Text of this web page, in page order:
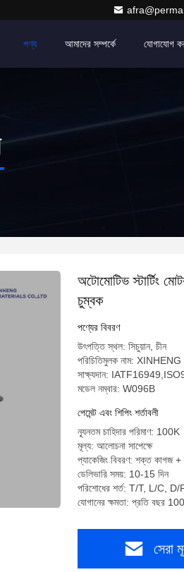
পণ্য আমাদের সম্পর্কে যোগাযোগ
অটোমোটিভ স্টার্টিং
চুম্বক
পণ্যের বিবরণ
উৎপত্তি স্থল: সিচুয়ান, চীন
পরিচিতিমুলক নাম: XINHENG
সাক্ষ্যদান:
মডেল নম্বার: W096B
পেমেন্ট এবং শিপিং শর্তাবলী
ন্যূনতম চাহিদার পরিমাণ: 100K
মূল্য: আলোচনা সাপেক্ষে
প্যাকেজিং বিবরণ: শক্ত কাগজ +
ডেলিভারি সময়: 10-15 দিন
পরিশোধের শর্ত: T/T, L/C, D/P,
যোগানের ক্ষমতা: প্রতি বছর
সেরা